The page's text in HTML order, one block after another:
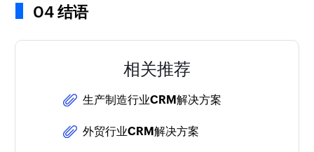
04 结语
相关推荐
生产制造行业CRM解决方案
外贸行业CRM解决方案